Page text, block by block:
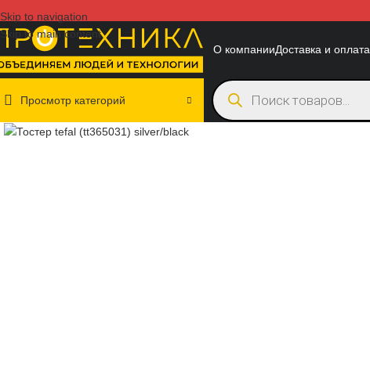
Skip to navigation
Skip to main content
О компанииДоставка и оплата
Просмотр категорий